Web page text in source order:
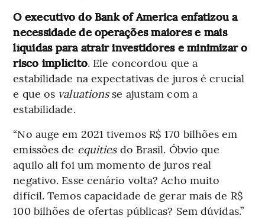
O executivo do Bank of America enfatizou a
necessidade de operações maiores e mais
líquidas para atrair investidores e minimizar o
risco implícito. Ele concordou que a
estabilidade na expectativas de juros é crucial
e que os valuationsse ajustam com a
estabilidade.
“No auge em 2021 tivemos R$ 170 bilhões em
emissões de equitiesdo Brasil. Óbvio que
aquilo ali foi um momento de juros real
negativo. Esse cenário volta? Acho muito
difícil. Temos capacidade de gerar mais de R$
100 bilhões de ofertas públicas? Sem dúvidas.”